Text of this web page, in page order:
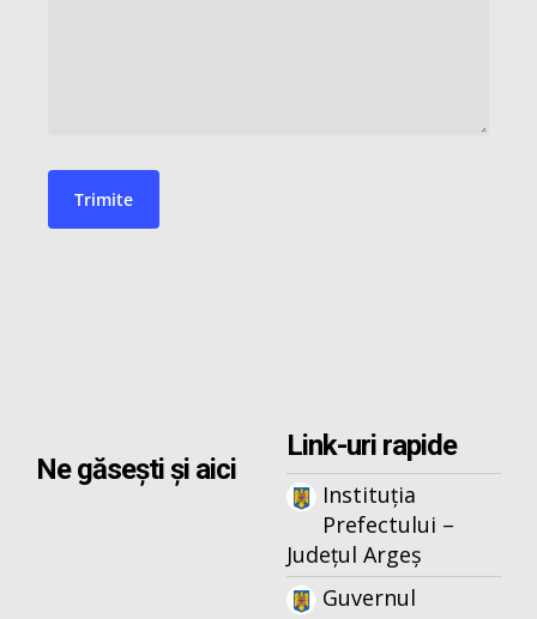
Ne găsești și aici
Link-uri rapide
Instituția
Prefectului –
Județul Argeș
Guvernul